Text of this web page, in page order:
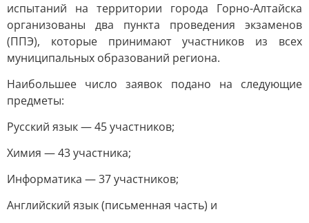
испытаний на территории города Горно-Алтайска
организованы два пункта проведения экзаменов
(ППЭ), которые принимают участников из всех
муниципальных образований региона.
Наибольшее число заявок подано на следующие
предметы:
Русский язык — 45 участников;
Химия — 43 участника;
Информатика — 37 участников;
Английский язык (письменная часть) и